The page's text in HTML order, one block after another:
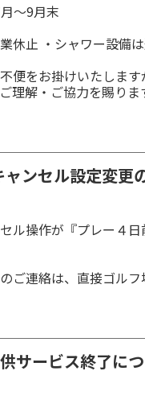
〜9月末
休止 ・シャワー設備
便をお掛けいたしま
理解・ご協力を賜りま
ンセル設定変更
ル操作が『プレー４
ご連絡は、直接ゴルフ
サービス終了に